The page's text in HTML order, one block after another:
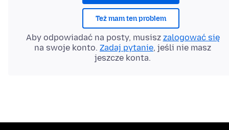
Też mam ten problem
Aby odpowiadać na posty, musisz zalogować się
na swoje konto. Zadaj pytanie, jeśli nie masz
jeszcze konta.